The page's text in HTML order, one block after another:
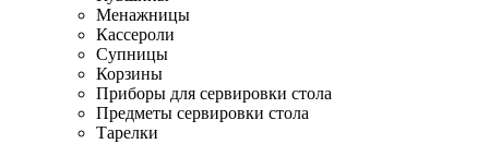
Менажницы
Кассероли
Супницы
Корзины
Приборы для сервировки стола
Предметы сервировки стола
Тарелки